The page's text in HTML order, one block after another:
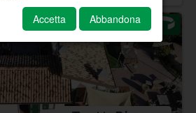
mare e del centro di Marina di
con giardino/terreno di
attrezzata esclusiva, oltre
e locali tecnici - Fabbricato di
costruzione
Accetta Abbandona